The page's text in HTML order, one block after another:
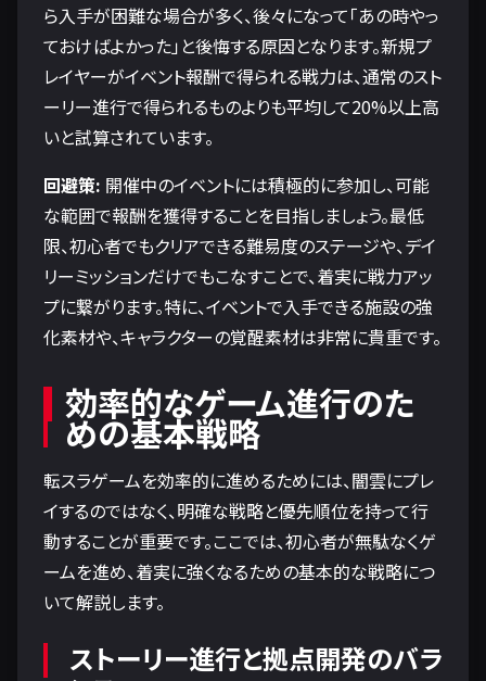
ら入手が困難な場合が多く、後々になって「あの時やっ
ておけばよかった」と後悔する原因となります。新規プ
レイヤーがイベント報酬で得られる戦力は、通常のスト
ーリー進行で得られるものよりも平均して20%以上高
いと試算されています。
回避策: 開催中のイベントには積極的に参加し、可能
な範囲で報酬を獲得することを目指しましょう。最低
限、初心者でもクリアできる難易度のステージや、デイ
リーミッションだけでもこなすことで、着実に戦力アッ
プに繋がります。特に、イベントで入手できる施設の強
化素材や、キャラクターの覚醒素材は非常に貴重です。
効率的なゲーム進行のた
めの基本戦略
転スラゲームを効率的に進めるためには、闇雲にプレ
イするのではなく、明確な戦略と優先順位を持って行
動することが重要です。ここでは、初心者が無駄なくゲ
ームを進め、着実に強くなるための基本的な戦略につ
いて解説します。
ストーリー進行と拠点開発のバラ